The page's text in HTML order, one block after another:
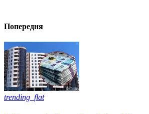
Попередня
trending_flat